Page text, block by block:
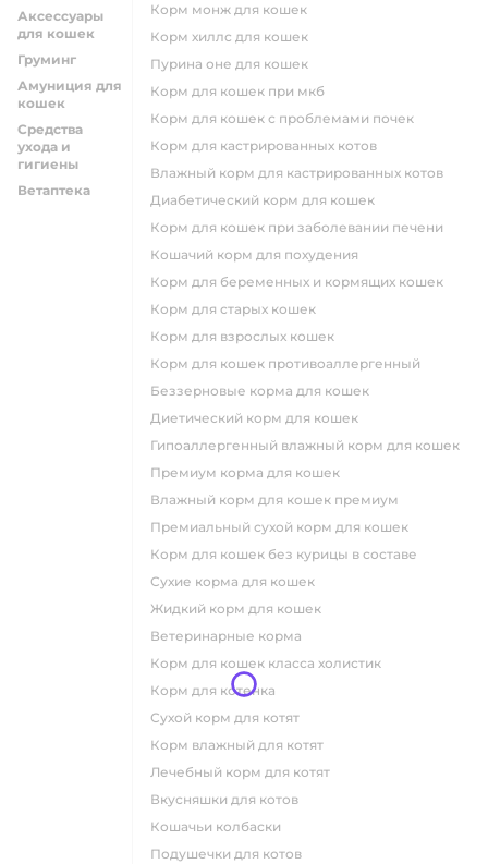
Аксессуары
для кошек
Груминг
Амуниция для
кошек
Средства
ухода и
гигиены
Ветаптека
корм монж для кошек
корм хиллс для кошек
пурина оне для кошек
корм для кошек при мкб
корм для кошек с проблемами почек
Корм для кастрированных котов
влажный корм для кастрированных котов
диабетический корм для кошек
корм для кошек при заболевании печени
кошачий корм для похудения
корм для беременных и кормящих кошек
корм для старых кошек
корм для взрослых кошек
корм для кошек противоаллергенный
беззерновые корма для кошек
диетический корм для кошек
гипоаллергенный влажный корм для кошек
премиум корма для кошек
влажный корм для кошек премиум
премиальный сухой корм для кошек
корм для кошек без курицы в составе
сухие корма для кошек
жидкий корм для кошек
ветеринарные корма
корм для кошек класса холистик
корм для котенка
сухой корм для котят
корм влажный для котят
лечебный корм для котят
вкусняшки для котов
кошачьи колбаски
подушечки для котов